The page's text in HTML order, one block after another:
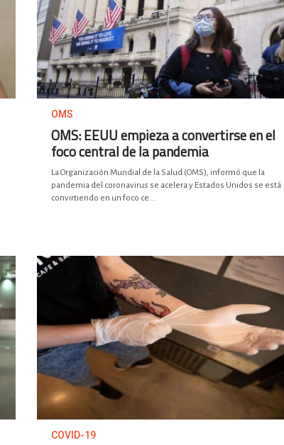
OMS
OMS: EEUU empieza a convertirse en el
foco central de la pandemia
La Organización Mundial de la Salud (OMS), informó que la
pandemia del coronavirus se acelera y Estados Unidos se está
convirtiendo en un foco ce...
COVID-19